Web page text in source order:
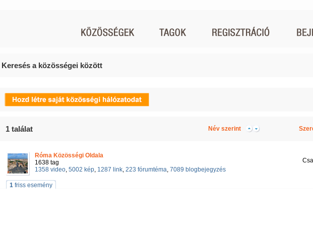
Keresés a közösségei között
1találat Név szerint
Róma Közösségi Oldala
1638 tag
1358 video, 5002 kép, 1287 link, 223 fórumtéma, 7089 blogbejegyzés
1friss esemény